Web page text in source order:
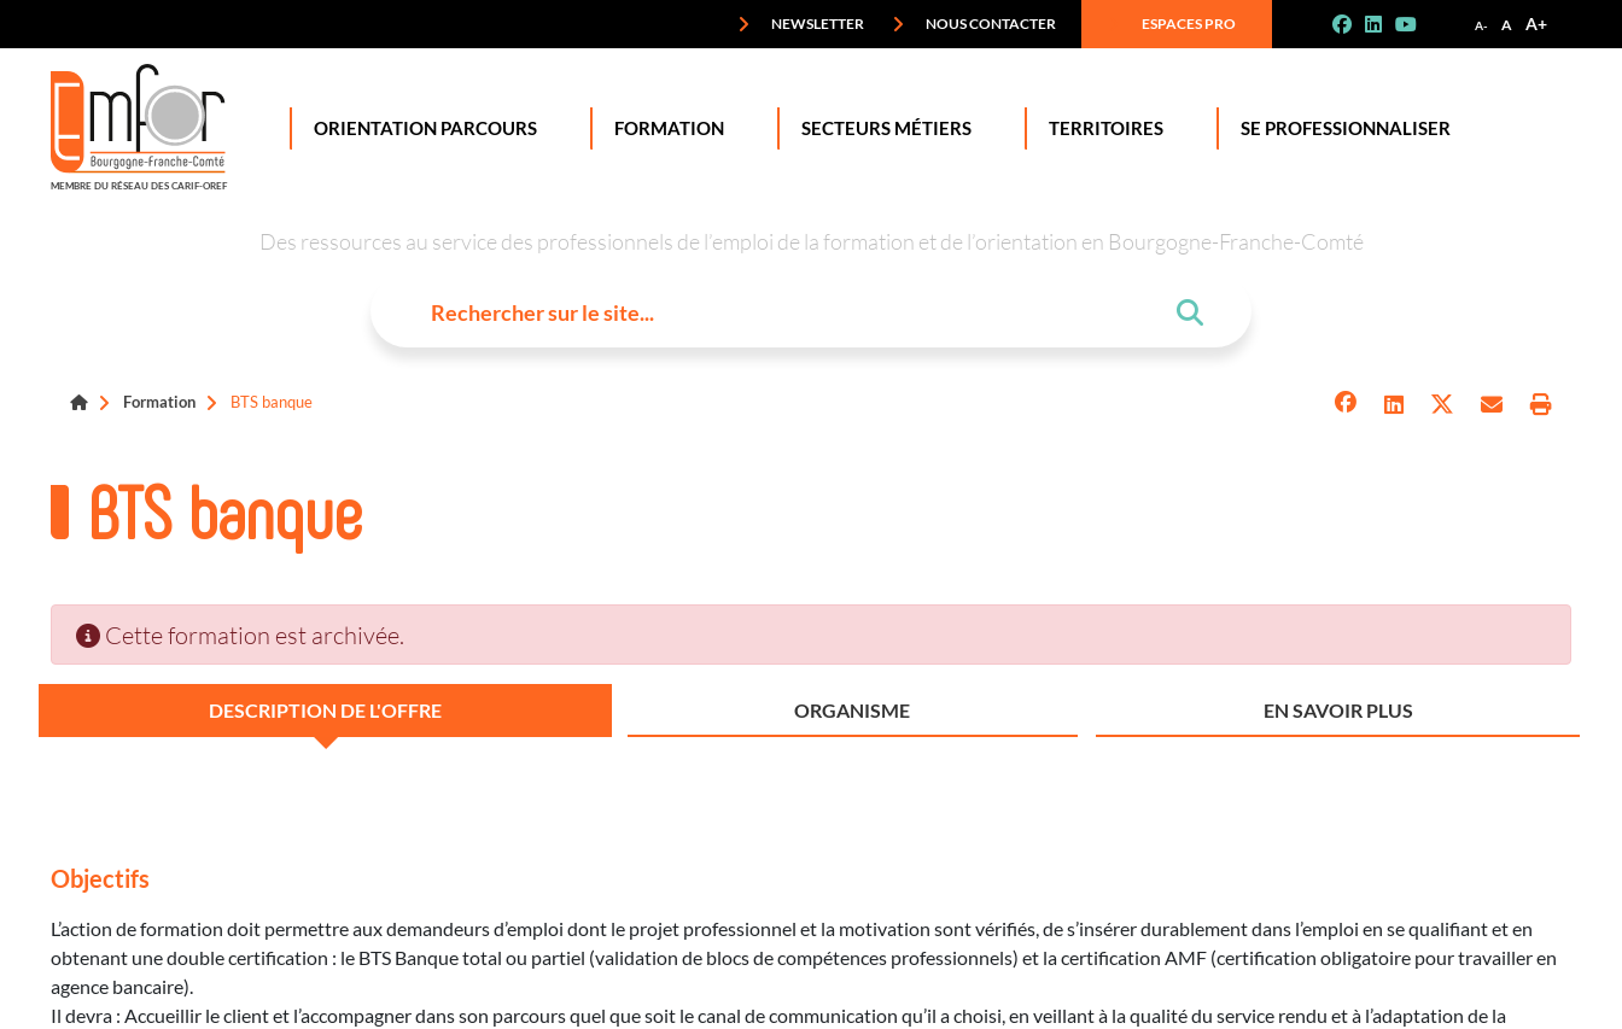
A- A A+
NEWSLETTER NOUS CONTACTER ESPACES PRO
MEMBRE DU RÉSEAU DES CARIF-OREF
ORIENTATION PARCOURS FORMATION SECTEURS MÉTIERS TERRITOIRES SE PROFESSIONNALISER
Des ressources au service des professionnels de l’emploi de la formation et de l’orientation en Bourgogne-Franche-Comté
Formation BTS banque
BTS banque
Cette formation est archivée.
DESCRIPTION DE L'OFFRE ORGANISME EN SAVOIR PLUS
Objectifs
L’action de formation doit permettre aux demandeurs d’emploi dont le projet professionnel et la motivation sont vérifiés, de s’insérer durablement dans l’emploi en se qualifiant et en
obtenant une double certification : le BTS Banque total ou partiel (validation de blocs de compétences professionnels) et la certification AMF (certification obligatoire pour travailler en
agence bancaire).
Il devra : Accueillir le client et l’accompagner dans son parcours quel que soit le canal de communication qu’il a choisi, en veillant à la qualité du service rendu et à l’adaptation de la